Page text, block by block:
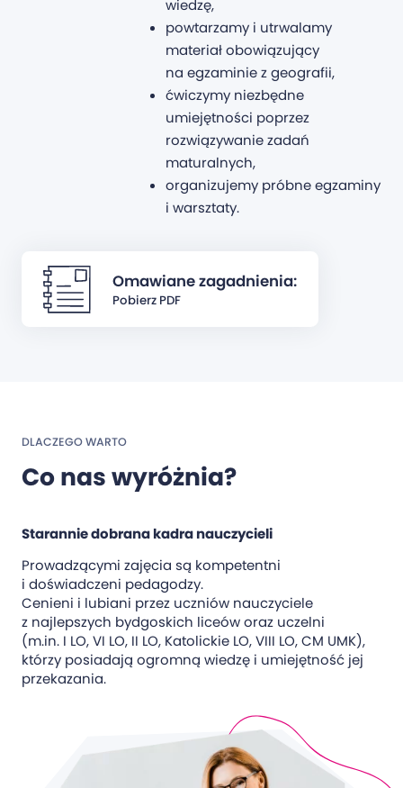
wiedzę,
powtarzamy i utrwalamy
materiał obowiązujący
na egzaminie z geografii,
ćwiczymy niezbędne
umiejętności poprzez
rozwiązywanie zadań
maturalnych,
organizujemy próbne egzaminy
i warsztaty.
Omawiane zagadnienia:
Pobierz PDF
DLACZEGO WARTO
Co nas wyróżnia?
Starannie dobrana kadra nauczycieli
Prowadzącymi zajęcia są kompetentni
i doświadczeni pedagodzy.
Cenieni i lubiani przez uczniów nauczyciele
z najlepszych bydgoskich liceów oraz uczelni
(m.in. I LO, VI LO, II LO, Katolickie LO, VIII LO, CM UMK),
którzy posiadają ogromną wiedzę i umiejętność jej
przekazania.